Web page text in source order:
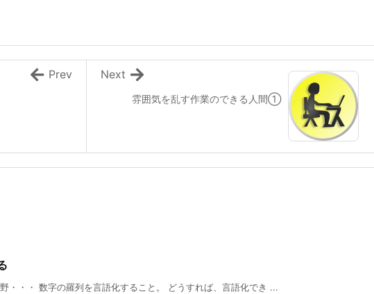
雰囲気を乱す作業のできる人間①
Next
Prev
・・・ 数字の羅列を言語化すること。 どうすれば、言語化でき ...